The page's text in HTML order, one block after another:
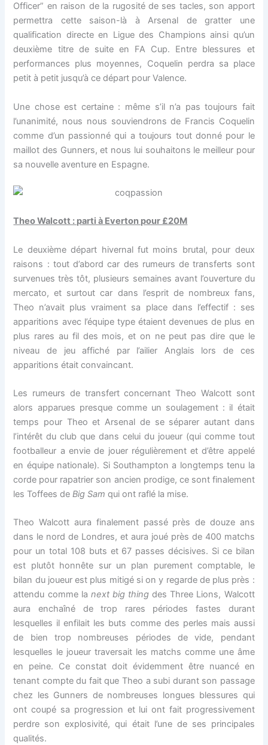
Officer” en raison de la rugosité de ses tacles, son apport
permettra cette saison-là à Arsenal de gratter une
qualification directe en Ligue des Champions ainsi qu’un
deuxième titre de suite en FA Cup. Entre blessures et
performances plus moyennes, Coquelin perdra sa place
petit à petit jusqu’à ce départ pour Valence.
Une chose est certaine : même s’il n’a pas toujours fait
l’unanimité, nous nous souviendrons de Francis Coquelin
comme d’un passionné qui a toujours tout donné pour le
maillot des Gunners, et nous lui souhaitons le meilleur pour
sa nouvelle aventure en Espagne.
Theo Walcott : parti à Everton pour £20M
Le deuxième départ hivernal fut moins brutal, pour deux
raisons : tout d’abord car des rumeurs de transferts sont
survenues très tôt, plusieurs semaines avant l’ouverture du
mercato, et surtout car dans l’esprit de nombreux fans,
Theo n’avait plus vraiment sa place dans l’effectif : ses
apparitions avec l’équipe type étaient devenues de plus en
plus rares au fil des mois, et on ne peut pas dire que le
niveau de jeu affiché par l’ailier Anglais lors de ces
apparitions était convaincant.
Les rumeurs de transfert concernant Theo Walcott sont
alors apparues presque comme un soulagement : il était
temps pour Theo et Arsenal de se séparer autant dans
l’intérêt du club que dans celui du joueur (qui comme tout
footballeur a envie de jouer régulièrement et d’être appelé
en équipe nationale). Si Southampton a longtemps tenu la
corde pour rapatrier son ancien prodige, ce sont finalement
les Toffees deBig Sam qui ont raflé la mise.
Theo Walcott aura finalement passé près de douze ans
dans le nord de Londres, et aura joué près de 400 matchs
pour un total 108 buts et 67 passes décisives. Si ce bilan
est plutôt honnête sur un plan purement comptable, le
bilan du joueur est plus mitigé si on y regarde de plus près :
attendu comme la next big thingdes Three Lions, Walcott
aura enchaîné de trop rares périodes fastes durant
lesquelles il enfilait les buts comme des perles mais aussi
de bien trop nombreuses périodes de vide, pendant
lesquelles le joueur traversait les matchs comme une âme
en peine. Ce constat doit évidemment être nuancé en
tenant compte du fait que Theo a subi durant son passage
chez les Gunners de nombreuses longues blessures qui
ont coupé sa progression et lui ont fait progressivement
perdre son explosivité, qui était l’une de ses principales
qualités.